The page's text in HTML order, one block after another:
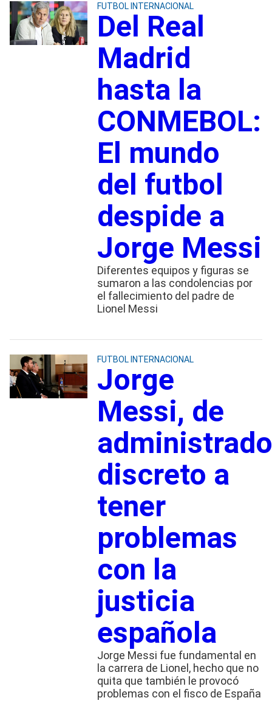
FUTBOL INTERNACIONAL
Del Real
Madrid
hasta la
CONMEBOL:
El mundo
del futbol
despide a
Jorge Messi
Diferentes equipos y figuras se
sumaron a las condolencias por
el fallecimiento del padre de
Lionel Messi
FUTBOL INTERNACIONAL
Jorge
Messi, de
discreto a
tener
problemas
con la
justicia
española
Jorge Messi fue fundamental en
la carrera de Lionel, hecho que no
quita que también le provocó
problemas con el fisco de España